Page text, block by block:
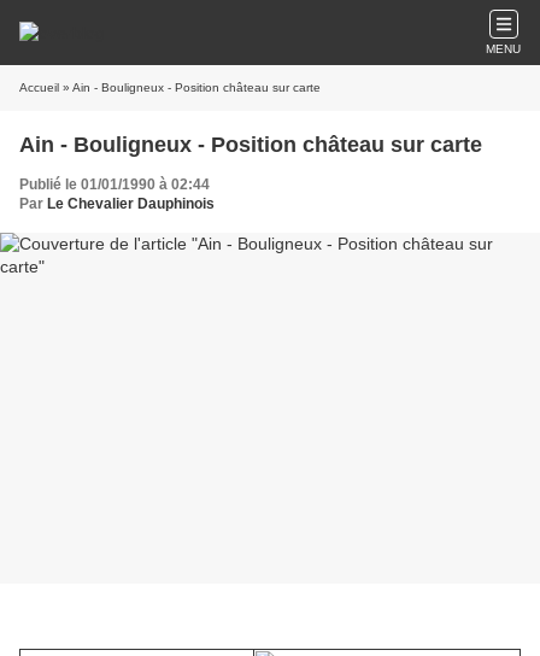
MENU
Accueil » Ain - Bouligneux - Position château sur carte
Ain - Bouligneux - Position château sur carte
Publié le 01/01/1990 à 02:44
Par Le Chevalier Dauphinois